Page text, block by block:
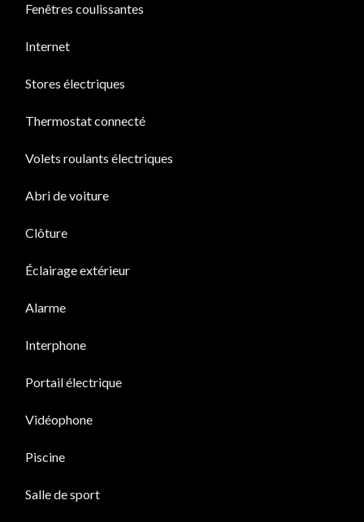
Fenêtres coulissantes
Internet
Stores électriques
Thermostat connecté
Volets roulants électriques
Abri de voiture
Clôture
Éclairage extérieur
Alarme
Interphone
Portail électrique
Vidéophone
Piscine
Salle de sport